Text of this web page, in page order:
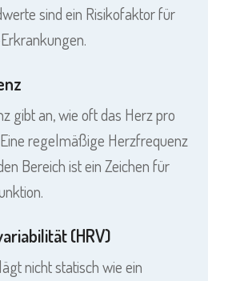
sind ein Risikofaktor für
gibt an, wie oft das Herz pro
regelmäßige Herzfrequenz
Bereich ist ein Zeichen für
(HRV)
nicht statisch wie ein